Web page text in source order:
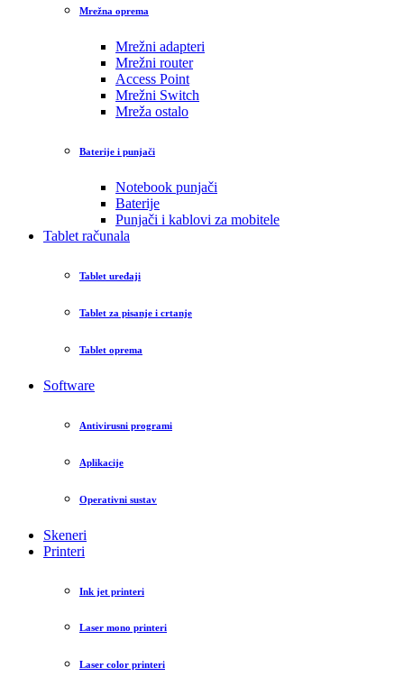
Mrežna oprema
Mrežni adapteri
Mrežni router
Access Point
Mrežni Switch
Mreža ostalo
Baterije i punjači
Notebook punjači
Baterije
Punjači i kablovi za mobitele
Tablet računala
Tablet uređaji
Tablet za pisanje i crtanje
Tablet oprema
Software
Antivirusni programi
Aplikacije
Operativni sustav
Skeneri
Printeri
Ink jet printeri
Laser mono printeri
Laser color printeri